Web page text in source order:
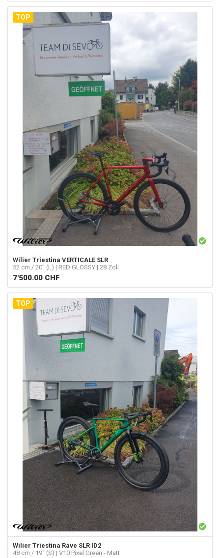
TOP
Wilier Triestina VERTICALE SLR
52 cm / 20" (L) | RED GLOSSY | 28 Zoll
7'500.00 CHF
TOP
Wilier Triestina Rave SLR ID2
48 cm / 19" (S) | V10 Pixel Green - Matt